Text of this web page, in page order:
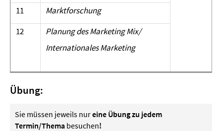
11
Marktforschung
12
Planung des Marketing Mix/
Internationales Marketing
Übung:
Sie müssen jeweils nureine Übung zu jedem
Termin/Thema besuchen!